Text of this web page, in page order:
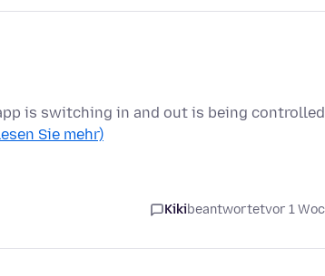
is switching in and out is being controlled
Sie mehr)
Kikibeantwortetvor 1